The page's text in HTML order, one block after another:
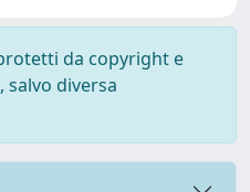
da copyright e
diversa